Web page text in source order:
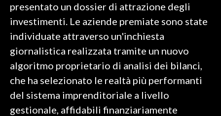
presentato un dossier di attrazione degli
investimenti. Le aziende premiate sono state
individuate attraverso un'inchiesta
giornalistica realizzata tramite un nuovo
algoritmo proprietario di analisi dei bilanci,
che ha selezionato le realtà più performanti
del sistema imprenditoriale a livello
gestionale, affidabili finanziariamente